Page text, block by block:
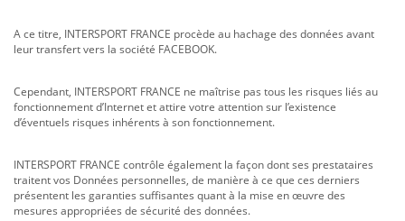
A ce titre, INTERSPORT FRANCE procède au hachage des données avant
leur transfert vers la société FACEBOOK.
Cependant, INTERSPORT FRANCE ne maîtrise pas tous les risques liés au
fonctionnement d’Internet et attire votre attention sur l’existence
d’éventuels risques inhérents à son fonctionnement.
INTERSPORT FRANCE contrôle également la façon dont ses prestataires
traitent vos Données personnelles, de manière à ce que ces derniers
présentent les garanties suffisantes quant à la mise en œuvre des
mesures appropriées de sécurité des données.